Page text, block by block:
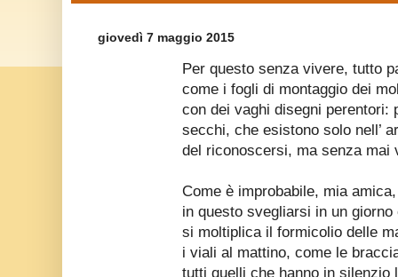
giovedì 7 maggio 2015
Per questo senza vivere, tutto
come i fogli di montaggio dei
con dei vaghi disegni perentori:
secchi, che esistono solo nell’
del riconoscersi, ma senza mai
Come è improbabile, mia
in questo svegliarsi in un
si moltiplica il formicolio delle
i viali al mattino, come le
tutti quelli che hanno in silenzio